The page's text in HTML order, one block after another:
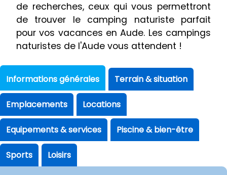
de recherches, ceux qui vous permettront
de trouver le camping naturiste parfait
pour vos vacances en Aude. Les campings
naturistes de l'Aude vous attendent !
Informations générales Terrain & situation
Emplacements Locations
Equipements & services Piscine & bien-être
Sports Loisirs